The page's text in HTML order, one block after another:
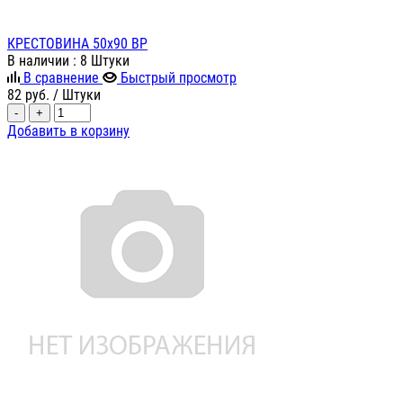
КРЕСТОВИНА 50х90 ВР
В наличии : 8 Штуки
В сравнение
Быстрый просмотр
82 руб. / Штуки
- +
Добавить в корзину